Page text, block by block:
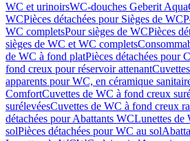
WC et urinoirsWC-douches Geberit
WCPièces détachées pour Sièges de WC
WC completsPour sièges de WCPièces
sièges de WC et WC complets
de WC à fond platPièces détachées pour
fond creux pour réservoir attenant
apparents pour WC, en céramique
ComfortCuvettes de WC à fond creux
surélevéesCuvettes de WC à fond creux
détachées pour Abattants WCLunettes de
solPièces détachées pour WC au sol